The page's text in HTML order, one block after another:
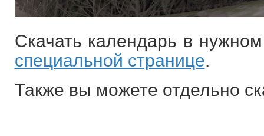
Скачать календарь в
специальной странице.
Также вы можете отдельно